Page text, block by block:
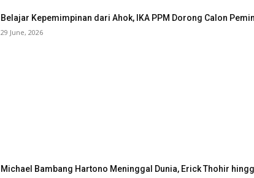
Belajar Kepemimpinan dari Ahok, IKA PPM Dorong Calon
29 June, 2026
Michael Bambang Hartono Meninggal Dunia, Erick Thohir